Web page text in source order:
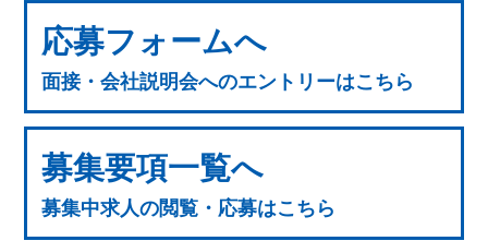
応募フォームへ
面接・会社説明会へのエントリーはこちら
募集要項一覧へ
募集中求人の閲覧・応募はこちら